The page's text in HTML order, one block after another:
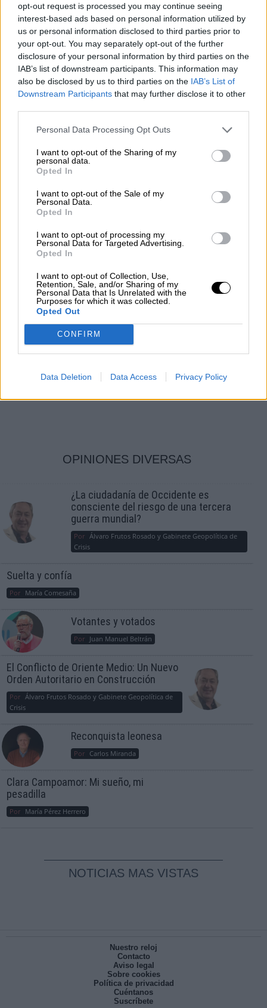
opt-out request is processed you may continue seeing
interest-based ads based on personal information utilized by
us or personal information disclosed to third parties prior to
your opt-out. You may separately opt-out of the further
disclosure of your personal information by third parties on the
IAB’s list of downstream participants. This information may
also be disclosed by us to third parties on the IAB’s List of
Downstream Participants that may further disclose it to other
Personal Data Processing Opt Outs
I want to opt-out of the Sharing of my
personal data.
Opted In
I want to opt-out of the Sale of my
Personal Data.
Opted In
I want to opt-out of processing my
Personal Data for Targeted Advertising.
Opted In
I want to opt-out of Collection, Use,
Retention, Sale, and/or Sharing of my
Personal Data that Is Unrelated with the
Purposes for which it was collected.
Opted Out
CONFIRM
Data Deletion Data Access Privacy Policy
Ábalos presenta el sistema estatal de
índices de referencia del precio del
alquiler de la vivienda
PorAndrea Chaparro Cayuela
Más artículos de este autor
El Gobierno ampliará la prórroga de
los alquileres y recuperará la moratoria
hipotecaria hasta mayo
PorLydia Navarro
martes, 26 de enero de 2021
OPINIONES DIVERSAS
¿La ciudadanía de Occidente es
consciente del riesgo de una tercera
guerra mundial?
Por Álvaro Frutos Rosado y Gabinete Geopolítica de
Crisis
Suelta y confía
Por María Comesaña
Votantes y votados
Por Juan Manuel Beltrán
El Conflicto de Oriente Medio: Un Nuevo
Orden Autoritario en Construcción
Por Álvaro Frutos Rosado y Gabinete Geopolítica de
Crisis
Reconquista leonesa
Por Carlos Miranda
Clara Campoamor: Mi sueño, mi
pesadilla
Por María Pérez Herrero
NOTICIAS MAS VISTAS
Nuestro reloj
Contacto
Aviso legal
Sobre cookies
Política de privacidad
Cuéntanos
Suscríbete